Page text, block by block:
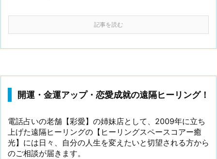
記事を読む
開運・金運アップ・恋愛成就の遠隔ヒーリング！
電話占いの老舗【彩愛】の姉妹店として、2009年に立ち
上げた遠隔ヒーリングの【ヒーリングスペースコアー癒
光】には日々、自分の人生を変えたいと切望される方から
のご相談が届きます。